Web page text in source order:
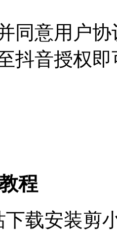
同意用户
抖音授权即
程
下载安装剪